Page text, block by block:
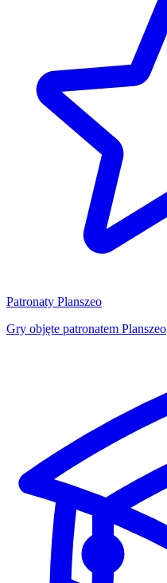
Patronaty Planszeo
Gry objęte patronatem Planszeo